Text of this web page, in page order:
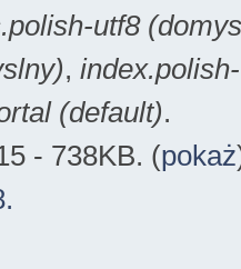
utf8
,
(default).
- 738KB. (pokaż